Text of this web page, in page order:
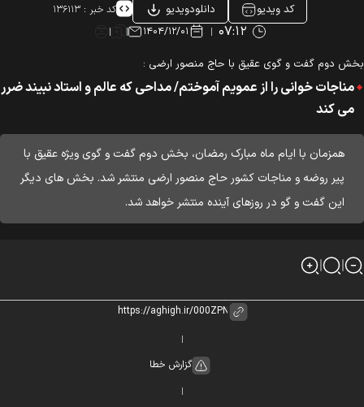
کد ویدیو دانلودویدیو کد خبر : ۱۳۶۱۱۳
۰۷:۱۲ ۱۴۰۴/۱۲/۰۱
دوم گفت و گوی عقیق با حاج منصور ارضی :
مناجات خوانی را از عمویم آموختم/ مداحی که عالم و استاد نبیند ضرر
می کند
همزمان با ایام ماه مبارک رمضان، بخش دوم گفت و گوی ویژه عقیق با
پیر روضه و مناجات کشور حاج منصور ارضی منتشر شد. بخش های دیگر
این گفت و گو در روزهای آینده منتشر خواهد شد.
گزارش خطا